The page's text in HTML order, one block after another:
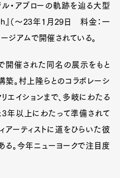
・アブローの軌跡を辿る大型
』（～23年1月29日 料金：一
ジアムで開催されている。
催された同名の展示をもと
。村上隆らとのコラボレーシ
リエイションまで、多岐にわたる
3年以上にわたって準備されて
アーティストに道をひらいた彼
。今年ニューヨークで注目度